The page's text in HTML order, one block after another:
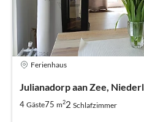
Ferienhaus
Julianadorp aan Zee,
4 Gäste75 m22 Schlafzimmer